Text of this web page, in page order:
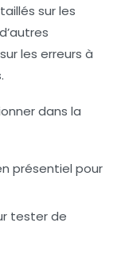
sur les
les erreurs à
dans la
présentiel pour
tester de